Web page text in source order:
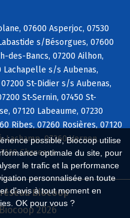
possible, Biocoop utilise
optimale du site, pour
le trafic et la performance
personnalisée en toute
d'avis à tout moment en
OK pour vous ?
07600 Asperjoc, 07530
s/Bésorgues, 07600
des-Bancs, 07200 Ailhon,
Lachapelle s/s Aubenas,
St-Didier s/s Aubenas,
St-Sernin, 07450 St-
07120 Labeaume, 07230
Ribes, 07260 Rosières, 07120
07260 Vernon,
Chazeaux
Biocoop
2026